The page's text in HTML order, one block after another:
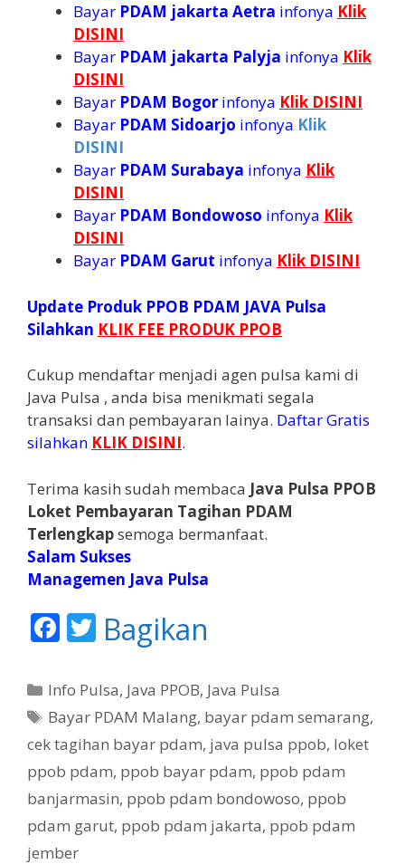
Bayar PDAM jakarta Aetra infonya Klik
DISINI
Bayar PDAM jakarta Palyja infonya Klik
DISINI
Bayar PDAM Bogor infonya Klik DISINI
Bayar PDAM Sidoarjo infonya Klik
DISINI
Bayar PDAM Surabaya infonya Klik
DISINI
Bayar PDAM Bondowoso infonya Klik
DISINI
Bayar PDAM Garut infonya Klik DISINI
Update Produk PPOB PDAM JAVA Pulsa
Silahkan KLIK FEE PRODUK PPOB
Cukup mendaftar menjadi agen pulsa kami di
Java Pulsa , anda bisa menikmati segala
transaksi dan pembayaran lainya. Daftar Gratis
silahkan KLIK DISINI.
Terima kasih sudah membaca Java Pulsa PPOB
Loket Pembayaran Tagihan PDAM
Terlengkapsemoga bermanfaat.
Salam Sukses
Managemen Java Pulsa
F
e
b
o
o
k
T
itt
er
Bagikan
K
a
e
g
o
r
i
Info Pulsa, Java PPOB, Java Pulsa
T
a
Bayar PDAM Malang, bayar pdam semarang,
cek tagihan bayar pdam, java pulsa ppob, loket
ppob pdam, ppob bayar pdam, ppob pdam
banjarmasin, ppob pdam bondowoso, ppob
pdam garut, ppob pdam jakarta, ppob pdam
jember